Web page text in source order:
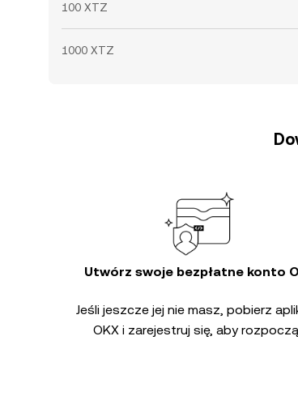
100 XTZ
1000 XTZ
Utwórz swoje bezpłatne konto
Jeśli jeszcze jej nie masz, pobierz
OKX i zarejestruj się, aby